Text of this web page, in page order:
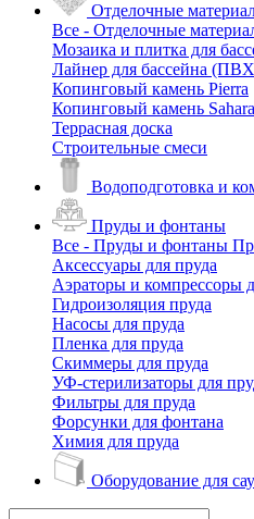
Отделочные
Все - Отделочные
Мозаика и плитка для
Лайнер для бассейна
Копинговый камень Pierra
Копинговый камень Sahara
Террасная доска
Строительные смеси
Водоподготовка и
Пруды и фонтаны
Все - Пруды и фонтаны
Аксессуары для пруда
Аэраторы и компрессоры
Гидроизоляция пруда
Насосы для пруда
Пленка для пруда
Скиммеры для пруда
УФ-стерилизаторы для
Фильтры для пруда
Форсунки для фонтана
Химия для пруда
Оборудование для